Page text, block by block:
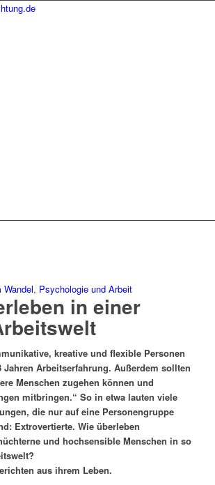
, Psychologie und Arbeit
in einer
kreative und flexible Personen
Arbeitserfahrung. Außerdem sollten
Menschen zugehen können und
mitbringen.“ So in etwa lauten viele
die nur auf eine Personengruppe
Extrovertierte. Wie überleben
und hochsensible Menschen in so
aus ihrem Leben.